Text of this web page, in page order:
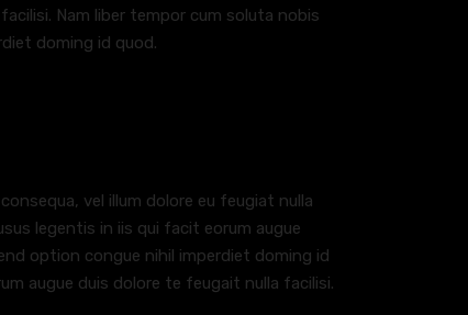
Nam liber tempor cum soluta nobis
doming id quod.
vel illum dolore eu feugiat nulla
legentis in iis qui facit eorum augue
option congue nihil imperdiet doming id
augue duis dolore te feugait nulla facilisi.